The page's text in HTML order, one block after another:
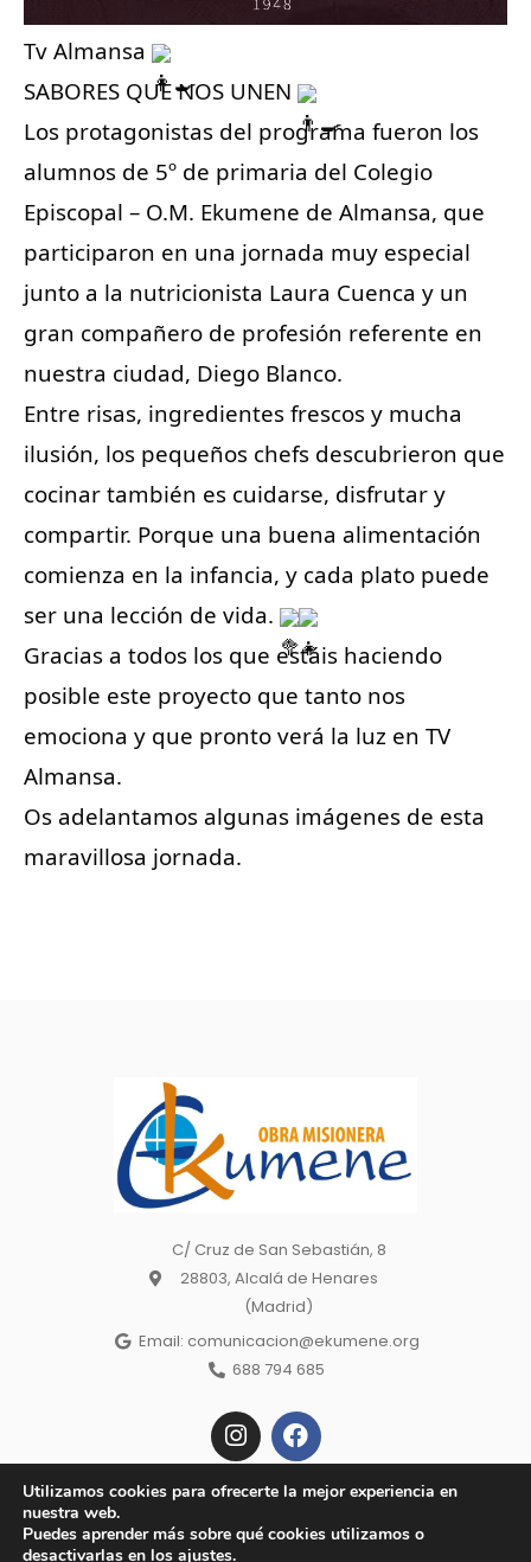
Tv Almansa
SABORES QUE NOS UNEN
Los protagonistas del programa fueron los
alumnos de 5º de primaria del Colegio
Episcopal – O.M. Ekumene de Almansa, que
participaron en una jornada muy especial
junto a la nutricionista Laura Cuenca y un
gran compañero de profesión referente en
nuestra ciudad, Diego Blanco.
Entre risas, ingredientes frescos y mucha
ilusión, los pequeños chefs descubrieron que
cocinar también es cuidarse, disfrutar y
compartir. Porque una buena alimentación
comienza en la infancia, y cada plato puede
ser una lección de vida.
Gracias a todos los que estáis haciendo
posible este proyecto que tanto nos
emociona y que pronto verá la luz en TV
Almansa.
Os adelantamos algunas imágenes de esta
maravillosa jornada.
C/ Cruz de San Sebastián, 8
28803, Alcalá de Henares
(Madrid)
Email: comunicacion@ekumene.org
688 794 685
n
s
a
g
r
a
c
b
o
o
Copyright © 2022 Ekumene – Obra Misionera. | Made wiht 🕊 by
Baobab Marketing | Todos los derechos reservados. Aviso
Utilizamos cookies para ofrecerte la mejor experiencia en
nuestra web.
Puedes aprender más sobre qué cookies utilizamos o
desactivarlas en los ajustes.